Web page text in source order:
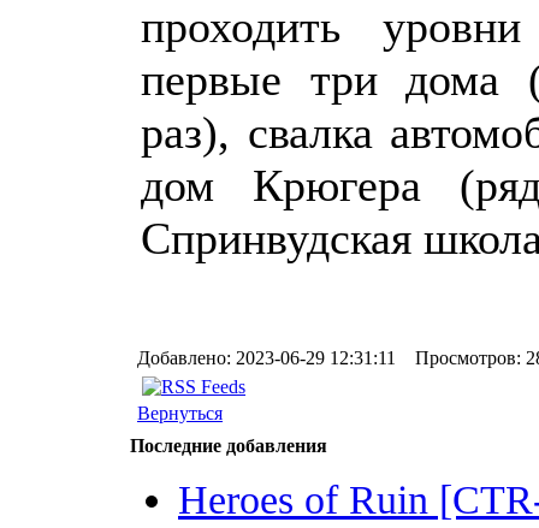
проходить
первые три дома
раз), свалка
дом Крюгера
Спринвудская
Добавлено: 2023-06-29 12:31:11 Просмотров:
Вернуться
Последние добавления
Heroes of Ruin